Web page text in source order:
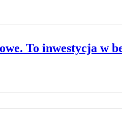
To inwestycja w